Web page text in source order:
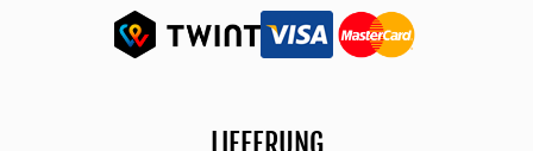
LIEFERUNG